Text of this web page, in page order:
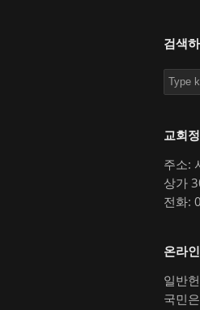
검색
교회
주소:
상가
전화:
온라
일반
국민